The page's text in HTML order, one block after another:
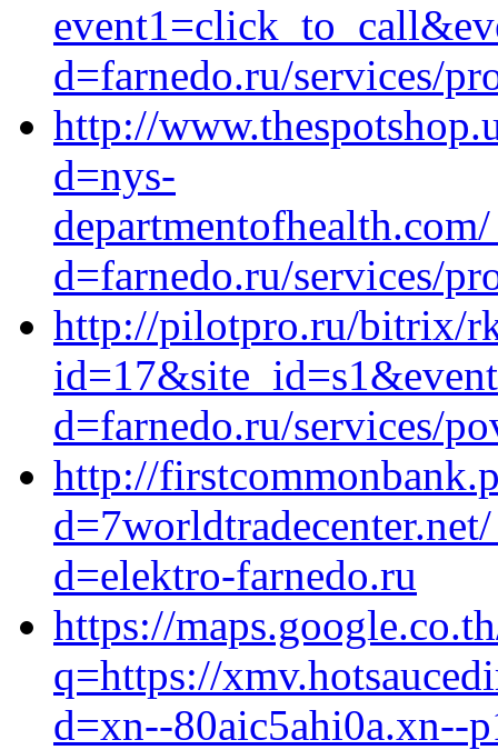
d=farnedo.ru/services/
http://
d=nys-
d=farnedo.ru/services/
http://pilotpro.ru/bitrix/
d=farnedo.ru/services/
http://
d=elektro-farnedo.ru
https://
q=https://
d=xn--80aic5ahi0a.xn--